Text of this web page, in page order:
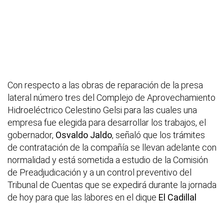
Con respecto a las obras de reparación de la presa
lateral número tres del Complejo de Aprovechamiento
Hidroeléctrico Celestino Gelsi para las cuales una
empresa fue elegida para desarrollar los trabajos, el
gobernador, Osvaldo Jaldo, señaló que los trámites
de contratación de la compañía se llevan adelante con
normalidad y está sometida a estudio de la Comisión
de Preadjudicación y a un control preventivo del
Tribunal de Cuentas que se expedirá durante la jornada
de hoy para que las labores en el dique El Cadillal